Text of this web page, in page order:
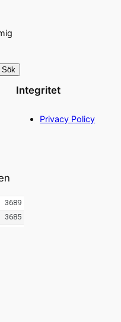
Sök
Integritet
Privacy Policy